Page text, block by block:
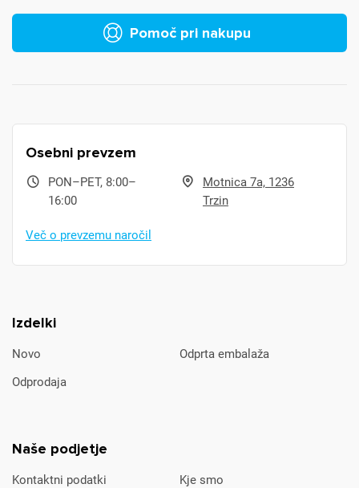
Pomoč pri nakupu
Izdelki
Novo
Odprta embalaža
Odprodaja
Naše podjetje
Kontaktni podatki
Kje smo
Osebni prevzem
PON–PET, 8:00–
16:00
Motnica 7a, 1236
Trzin
Več o prevzemu naročil